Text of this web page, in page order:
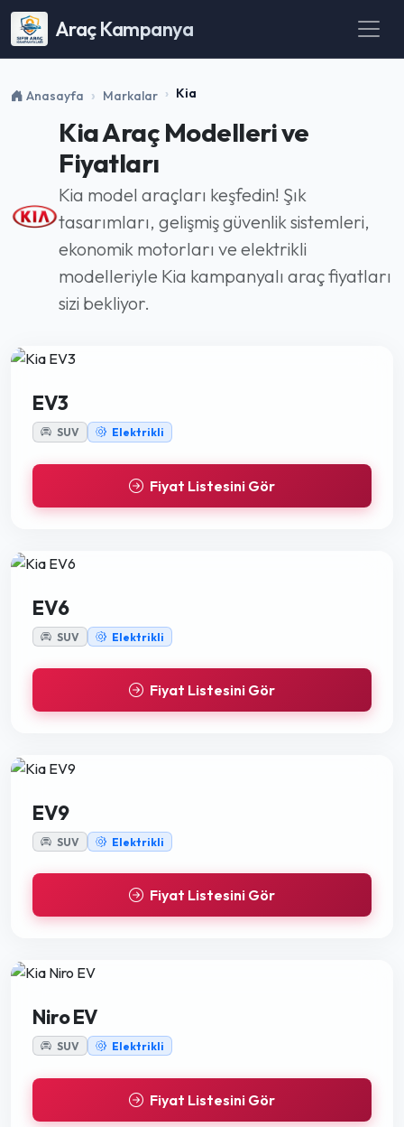
Araç Kampanya
Anasayfa Markalar Kia
Kia Araç Modelleri ve
Fiyatları
Kia model araçları keşfedin! Şık
tasarımları, gelişmiş güvenlik sistemleri,
ekonomik motorları ve elektrikli
modelleriyle Kia kampanyalı araç fiyatları
sizi bekliyor.
EV3
SUV Elektrikli
Fiyat Listesini Gör
EV6
SUV Elektrikli
Fiyat Listesini Gör
EV9
SUV Elektrikli
Fiyat Listesini Gör
Niro EV
SUV Elektrikli
Fiyat Listesini Gör